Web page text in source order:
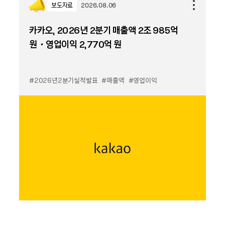
보도자료 2026.08.06
카카오, 2026년 2분기 매출액 2조 985억
원・영업이익 2,770억 원
#2026년2분기실적발표 #매출액 #영업이익